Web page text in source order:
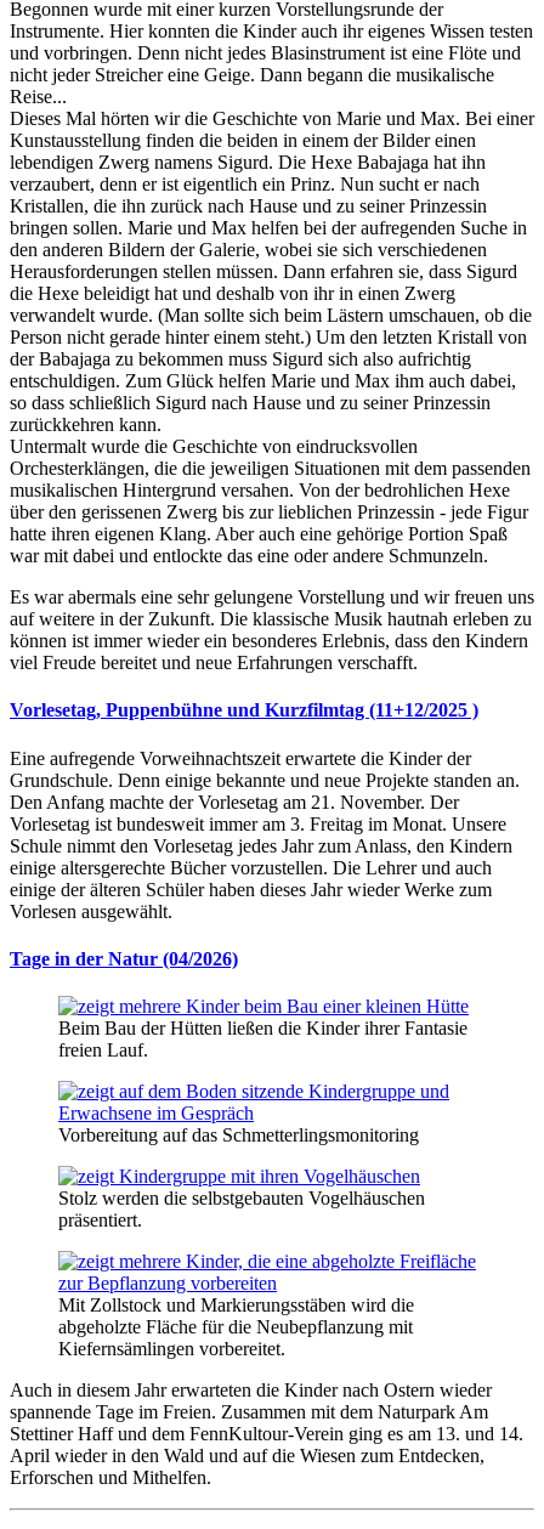
Begonnen wurde mit einer kurzen Vorstellungsrunde der
Instrumente. Hier konnten die Kinder auch ihr eigenes Wissen testen
und vorbringen. Denn nicht jedes Blasinstrument ist eine Flöte und
nicht jeder Streicher eine Geige. Dann begann die musikalische
Reise...
Dieses Mal hörten wir die Geschichte von Marie und Max. Bei einer
Kunstausstellung finden die beiden in einem der Bilder einen
lebendigen Zwerg namens Sigurd. Die Hexe Babajaga hat ihn
verzaubert, denn er ist eigentlich ein Prinz. Nun sucht er nach
Kristallen, die ihn zurück nach Hause und zu seiner Prinzessin
bringen sollen. Marie und Max helfen bei der aufregenden Suche in
den anderen Bildern der Galerie, wobei sie sich verschiedenen
Herausforderungen stellen müssen. Dann erfahren sie, dass Sigurd
die Hexe beleidigt hat und deshalb von ihr in einen Zwerg
verwandelt wurde. (Man sollte sich beim Lästern umschauen, ob die
Person nicht gerade hinter einem steht.) Um den letzten Kristall von
der Babajaga zu bekommen muss Sigurd sich also aufrichtig
entschuldigen. Zum Glück helfen Marie und Max ihm auch dabei,
so dass schließlich Sigurd nach Hause und zu seiner Prinzessin
zurückkehren kann.
Untermalt wurde die Geschichte von eindrucksvollen
Orchesterklängen, die die jeweiligen Situationen mit dem passenden
musikalischen Hintergrund versahen. Von der bedrohlichen Hexe
über den gerissenen Zwerg bis zur lieblichen Prinzessin - jede Figur
hatte ihren eigenen Klang. Aber auch eine gehörige Portion Spaß
war mit dabei und entlockte das eine oder andere Schmunzeln.
Es war abermals eine sehr gelungene Vorstellung und wir freuen uns
auf weitere in der Zukunft. Die klassische Musik hautnah erleben zu
können ist immer wieder ein besonderes Erlebnis, dass den Kindern
viel Freude bereitet und neue Erfahrungen verschafft.
Vorlesetag, Puppenbühne und Kurzfilmtag (11+12/2025 )
Eine aufregende Vorweihnachtszeit erwartete die Kinder der
Grundschule. Denn einige bekannte und neue Projekte standen an.
Den Anfang machte der Vorlesetag am 21. November. Der
Vorlesetag ist bundesweit immer am 3. Freitag im Monat. Unsere
Schule nimmt den Vorlesetag jedes Jahr zum Anlass, den Kindern
einige altersgerechte Bücher vorzustellen. Die Lehrer und auch
einige der älteren Schüler haben dieses Jahr wieder Werke zum
Vorlesen ausgewählt.
Tage in der Natur (04/2026)
Beim Bau der Hütten ließen die Kinder ihrer Fantasie
freien Lauf.
Vorbereitung auf das Schmetterlingsmonitoring
Stolz werden die selbstgebauten Vogelhäuschen
präsentiert.
Mit Zollstock und Markierungsstäben wird die
abgeholzte Fläche für die Neubepflanzung mit
Kiefernsämlingen vorbereitet.
Auch in diesem Jahr erwarteten die Kinder nach Ostern wieder
spannende Tage im Freien. Zusammen mit dem Naturpark Am
Stettiner Haff und dem FennKultour-Verein ging es am 13. und 14.
April wieder in den Wald und auf die Wiesen zum Entdecken,
Erforschen und Mithelfen.